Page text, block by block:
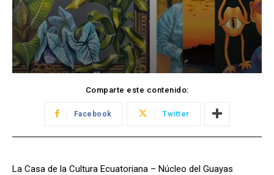
Comparte este contenido:
Facebook Twitter
La Casa de la Cultura Ecuatoriana – Núcleo del Guayas